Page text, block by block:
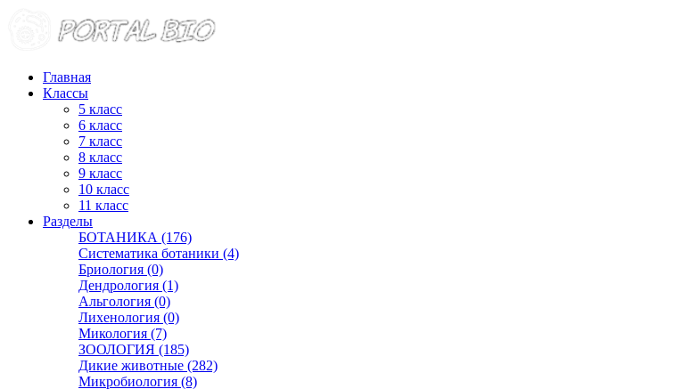
Главная
Классы
5 класс
6 класс
7 класс
8 класс
9 класс
10 класс
11 класс
Разделы
БОТАНИКА (176)
Систематика ботаники (4)
Бриология (0)
Дендрология (1)
Альгология (0)
Лихенология (0)
Микология (7)
ЗООЛОГИЯ (185)
Дикие животные (282)
Микробиология (8)